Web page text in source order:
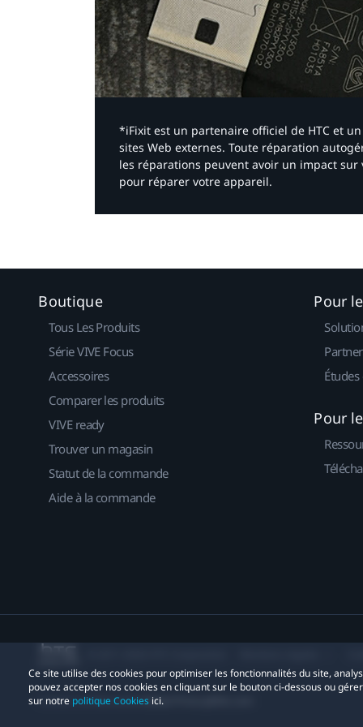
*iFixit est un partenaire officiel de HTC et
sites Web externes. Toute réparation
les réparations peuvent avoir un impact
pour réparer votre appareil.​
Ce site utilise des cookies pour optimiser les fonctionnalités du site,
pouvez accepter nos cookies en cliquant sur le bouton ci-dessous ou
sur notre politique Cookies ici.
Boutique
Tous Les Produits
Série VIVE Focus
Accessoires
Comparer les produits
VIVE ready
Trouver un magasin
Statut de la commande
Aide à la commande
Pour
Études
Pour
Contact confidentialité:Global-Privacy@htc.com